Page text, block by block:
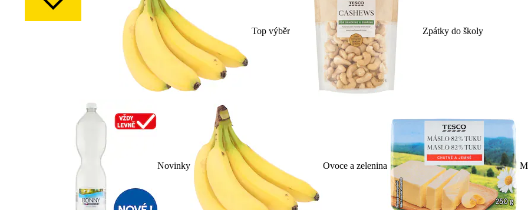
Top výběr Zpátky do školy
Novinky Ovoce a zelenina